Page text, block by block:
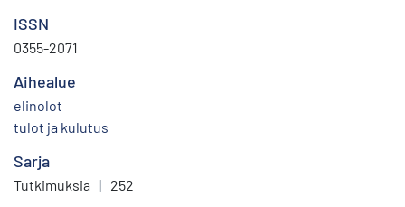
ISSN
0355-2071
Aihealue
elinolot
tulot ja kulutus
Sarja
Tutkimuksia | 252